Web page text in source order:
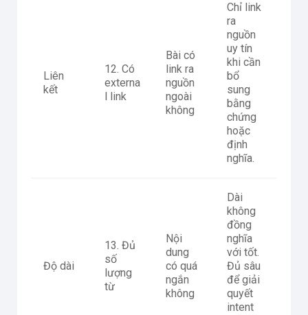
Liên
kết
12. Có
externa
l link
Bài có
link ra
nguồn
ngoài
không
Chỉ link
ra
nguồn
uy tín
khi cần
bổ
sung
bằng
chứng
hoặc
định
nghĩa.
Độ dài
13. Đủ
số
lượng
từ
Nội
dung
có quá
ngắn
không
Dài
không
đồng
nghĩa
với tốt.
Đủ sâu
để giải
quyết
intent